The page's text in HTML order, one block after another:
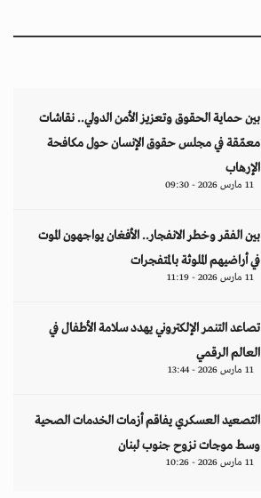
بين حماية الحقوق وتعزيز الأمن الدولي.. نقاشات
معمّقة في مجلس حقوق الإنسان حول مكافحة
الإرهاب
11 مارس 2026 - 09:30
بين الفقر وخطر الانفجار.. الأفغان يواجهون الموت
في أراضيهم الملوثة بالمتفجرات
11 مارس 2026 - 11:19
تصاعد التنمر الإلكتروني يهدد سلامة الأطفال في
العالم الرقمي
11 مارس 2026 - 13:44
التصعيد العسكري يفاقم أزمات الخدمات الصحية
وسط موجات نزوح جنوب لبنان
11 مارس 2026 - 10:26